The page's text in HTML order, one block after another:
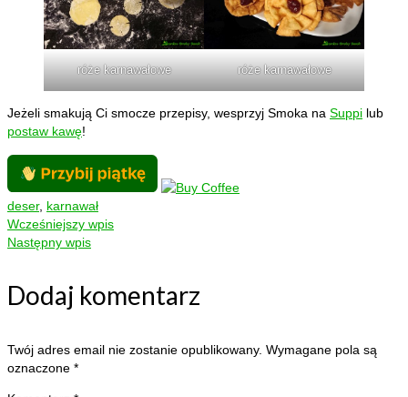
róże karnawałowe róże karnawałowe
Jeżeli smakują Ci smocze przepisy, wesprzyj Smoka na Suppi lub
postaw kawę!
deser, karnawał
Wcześniejszy wpis
Następny wpis
Dodaj komentarz
Twój adres email nie zostanie opublikowany. Wymagane pola są
oznaczone *